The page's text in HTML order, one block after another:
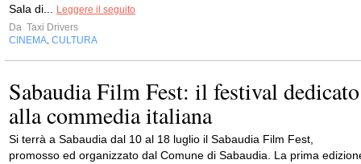
Sala di...
Leggere il seguito
Da Taxi Drivers
CINEMA CULTURA
Sabaudia Film Fest: il festival dedicato
alla commedia italiana
Si terrà a Sabaudia dal 10 al 18 luglio il Sabaudia Film Fest,
promosso ed organizzato dal Comune di Sabaudia. La prima